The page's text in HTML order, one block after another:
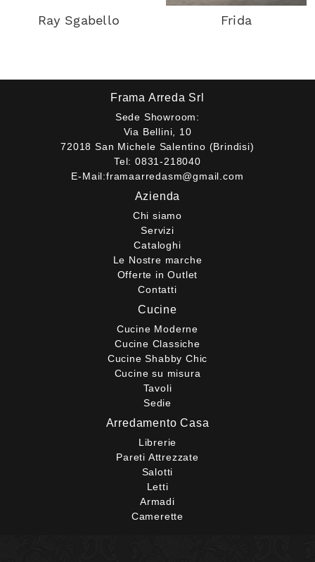
Ray Sgabello Frida
Frama Arreda Srl
Sede Showroom:
Via Bellini, 10
72018 San Michele Salentino (Brindisi)
Tel: 0831-218040
E-Mail:framaarredasm@gmail.com
Azienda
Chi siamo
Servizi
Cataloghi
Le Nostre marche
Offerte in Outlet
Contatti
Cucine
Cucine Moderne
Cucine Classiche
Cucine Shabby Chic
Cucine su misura
Tavoli
Sedie
Arredamento Casa
Librerie
Pareti Attrezzate
Salotti
Letti
Armadi
Camerette